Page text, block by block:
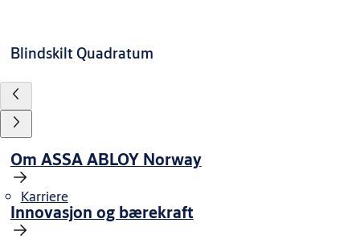
Blindskilt Quadratum
Om ASSA ABLOY Norway
Karriere
Innovasjon og bærekraft